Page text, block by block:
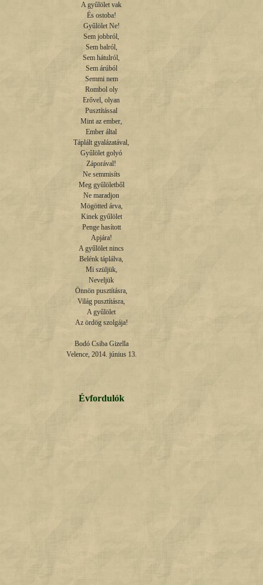
A gyűlölet vak
És ostoba!
Gyűlölet Ne!
Sem jobbról,
Sem balról,
Sem hátulról,
Sem árúból
Semmi nem
Rombol oly
Erővel, olyan
Pusztítással
Mint az ember,
Ember által
Táplált gyalázatával,
Gyűlölet golyó
Záporával!
Ne semmisíts
Meg gyűlöletből
Ne maradjon
Mögötted árva,
Kinek gyűlölet
Penge hasított
Apjára!
A gyűlölet nincs
Belénk táplálva,
Mi szüljük,
Neveljük
Önnön pusztításra,
Világ pusztításra,
A gyűlölet
Az ördög szolgája!
Bodó Csiba Gizella
Velence, 2014. június 13.
Évfordulók